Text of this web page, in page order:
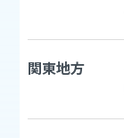
関東地方